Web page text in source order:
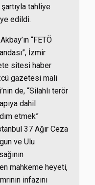
tahliye
edildi.
“FETÖ
İzmir
sitesi haber
gazetesi mali
de, “Silahlı terör
dahil
etmek”
37 Ağır Ceza
ve Ulu
mahkeme heyeti,
infazını